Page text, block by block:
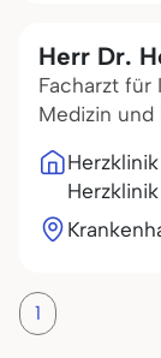
Herr Dr.
Facharzt für
Medizin und
1